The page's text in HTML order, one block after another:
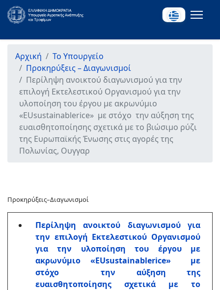
Αρχική
Το Υπουργείο
Προκηρύξεις – Διαγωνισμοί
Περίληψη ανοικτού διαγωνισμού για την
επιλογή Εκτελεστικού Οργανισμού για την
υλοποίηση του έργου με ακρωνύμιο
«EUsustainablerice» με στόχο την αύξηση της
ευαισθητοποίησης σχετικά με το βιώσιμο ρύζι
της Ευρωπαϊκής Ένωσης στις αγορές της
Πολωνίας, Ουγγαρ
Προκηρύξεις–Διαγωνισμοί
Περίληψη ανοικτού διαγωνισμού για
την επιλογή Εκτελεστικού Οργανισμού
για την υλοποίηση του έργου με
ακρωνύμιο «EUsustainablerice» με
στόχο την αύξηση της
ευαισθητοποίησης σχετικά με το